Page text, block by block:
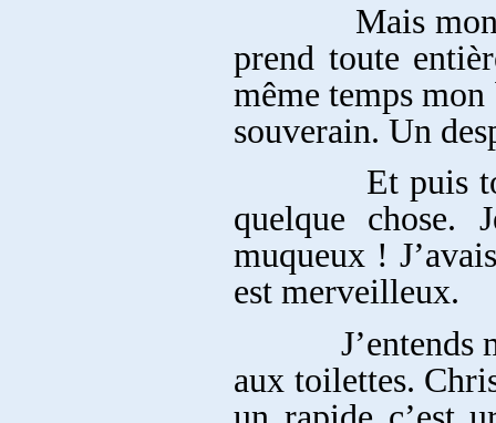
Mais mon
prend toute
même temps
souverain. Un
Et puis tout
quelque chose.
muqueux !
est merveilleux.
J’entends
aux toilettes.